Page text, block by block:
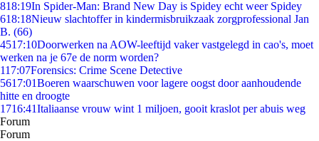
818:19In Spider-Man: Brand New Day is Spidey echt weer Spidey
618:18Nieuw slachtoffer in kindermisbruikzaak zorgprofessional Jan
B. (66)
4517:10Doorwerken na AOW-leeftijd vaker vastgelegd in cao's, moet
werken na je 67e de norm worden?
117:07Forensics: Crime Scene Detective
5617:01Boeren waarschuwen voor lagere oogst door aanhoudende
hitte en droogte
1716:41Italiaanse vrouw wint 1 miljoen, gooit kraslot per abuis weg
Forum
Forum